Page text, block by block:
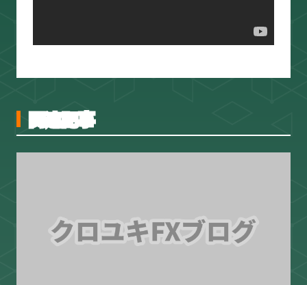
関連記事